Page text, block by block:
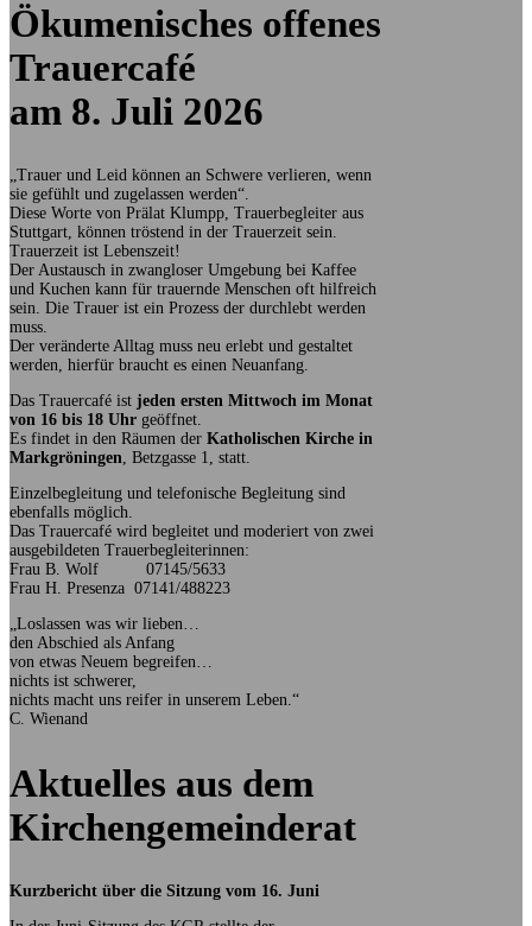
Ökumenisches offenes
Trauercafé
am 8. Juli 2026
„Trauer und Leid können an Schwere verlieren, wenn
sie gefühlt und zugelassen werden“.
Diese Worte von Prälat Klumpp, Trauerbegleiter aus
Stuttgart, können tröstend in der Trauerzeit sein.
Trauerzeit ist Lebenszeit!
Der Austausch in zwangloser Umgebung bei Kaffee
und Kuchen kann für trauernde Menschen oft hilfreich
sein. Die Trauer ist ein Prozess der durchlebt werden
muss.
Der veränderte Alltag muss neu erlebt und gestaltet
werden, hierfür braucht es einen Neuanfang.
Das Trauercafé ist jeden ersten Mittwoch im Monat
von 16 bis 18 Uhr geöffnet.
Es findet in den Räumen der Katholischen Kirche in
Markgröningen, Betzgasse 1, statt.
Einzelbegleitung und telefonische Begleitung sind
ebenfalls möglich.
Das Trauercafé wird begleitet und moderiert von zwei
ausgebildeten Trauerbegleiterinnen:
Frau B. Wolf 07145/5633
Frau H. Presenza 07141/488223
„Loslassen was wir lieben…
den Abschied als Anfang
von etwas Neuem begreifen…
nichts ist schwerer,
nichts macht uns reifer in unserem Leben.“
C. Wienand
Aktuelles aus dem
Kirchengemeinderat
Kurzbericht über die Sitzung vom 16. Juni